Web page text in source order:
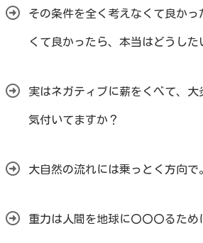
その条件を全く考えなくて良かっ
くて良かったら、本当はどうした
実はネガティブに薪をくべて、大
気付いてますか？
大自然の流れには乗っとく方向で
重力は人間を地球に〇〇〇るため